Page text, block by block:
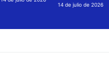
14 de julio de 2026